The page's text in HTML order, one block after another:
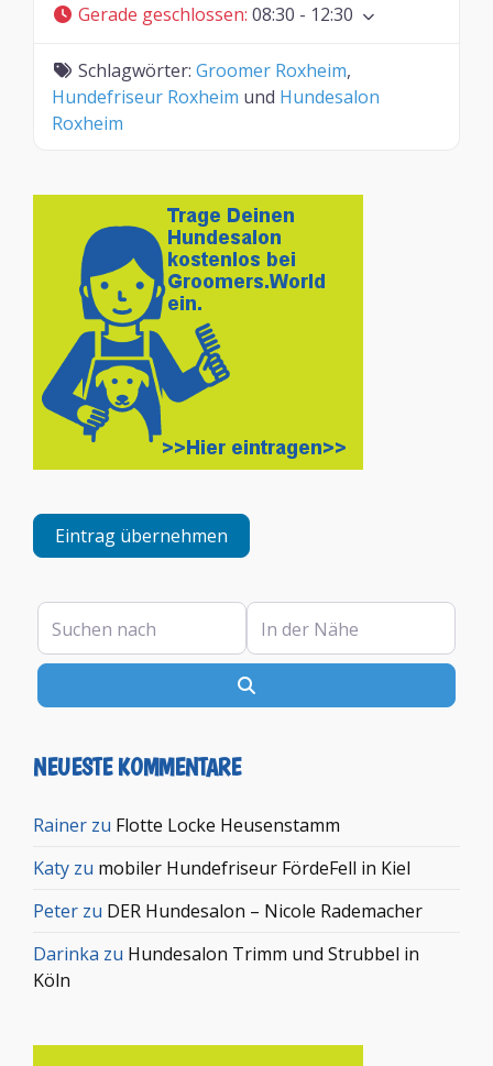
Gerade geschlossen: 08:30 - 12:30
Schlagwörter: Groomer Roxheim,
Hundefriseur Roxheim und Hundesalon
Roxheim
Eintrag übernehmen
Suchen nach In der Nähe
NEUESTE KOMMENTARE
Rainer zu Flotte Locke Heusenstamm
Katy zu mobiler Hundefriseur FördeFell in Kiel
Peter zu DER Hundesalon – Nicole Rademacher
Darinka zu Hundesalon Trimm und Strubbel in
Köln